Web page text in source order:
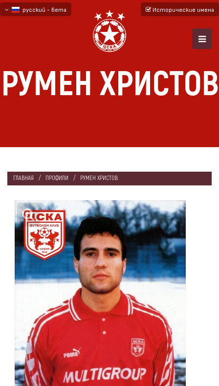
русский - бета
Исторические имена
РУМЕН ХРИСТОВ
ГЛАВНАЯ ПРОФИЛИ РУМЕН ХРИСТОВ